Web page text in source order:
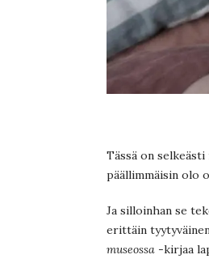
Tässä on selkeästi
päällimmäisin olo
Ja silloinhan se
erittäin
museossa -kirjaa